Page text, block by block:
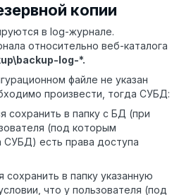
копии
в log-журнале.
относительно веб-каталога
log-*.
файле не указан
произвести, тогда СУБД:
сохранить в папку с БД (при
(под которым
СУБД) есть права доступа
сохранить в папку указанную
что у пользователя (под